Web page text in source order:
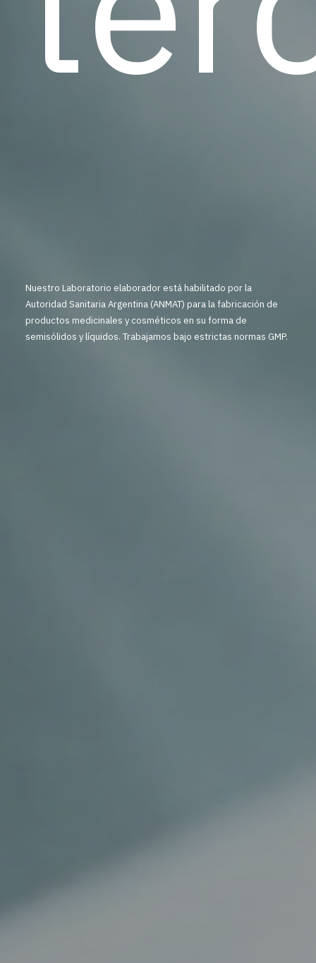
Nuestro Laboratorio elaborador está habilitado por la
Autoridad Sanitaria Argentina (ANMAT) para la fabricación de
productos medicinales y cosméticos en su forma de
semisólidos y líquidos. Trabajamos bajo estrictas normas GMP.